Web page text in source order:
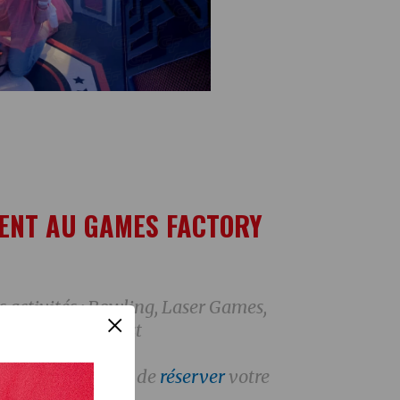
AU GAMES FACTORY
activités : Bowling, Laser Games,
encore Blind Test
n'oubliez pas de réservervotre
×